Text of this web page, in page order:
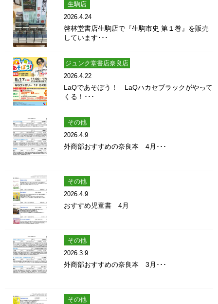
生駒店
2026.4.24
啓林堂書店生駒店で『生駒市史 第１巻』を販売
しています･･･
ジュンク堂書店奈良店
2026.4.22
LaQであそぼう！ LaQハカセブラックがやって
くる！･･･
その他
2026.4.9
外商部おすすめの奈良本 4月･･･
その他
2026.4.9
おすすめ児童書 4月
その他
2026.3.9
外商部おすすめの奈良本 3月･･･
その他